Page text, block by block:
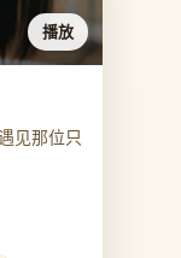
播放
见那位只